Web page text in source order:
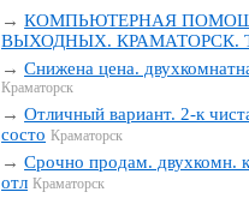
→КОМПЬЮТЕРНАЯ
ВЫХОДНЫХ. КРАМАТОРСК.
→Снижена цена.
Краматорск
→Отличный вариант. 2-к
состо Краматорск
→Срочно продам. двухкомн.
отл Краматорск